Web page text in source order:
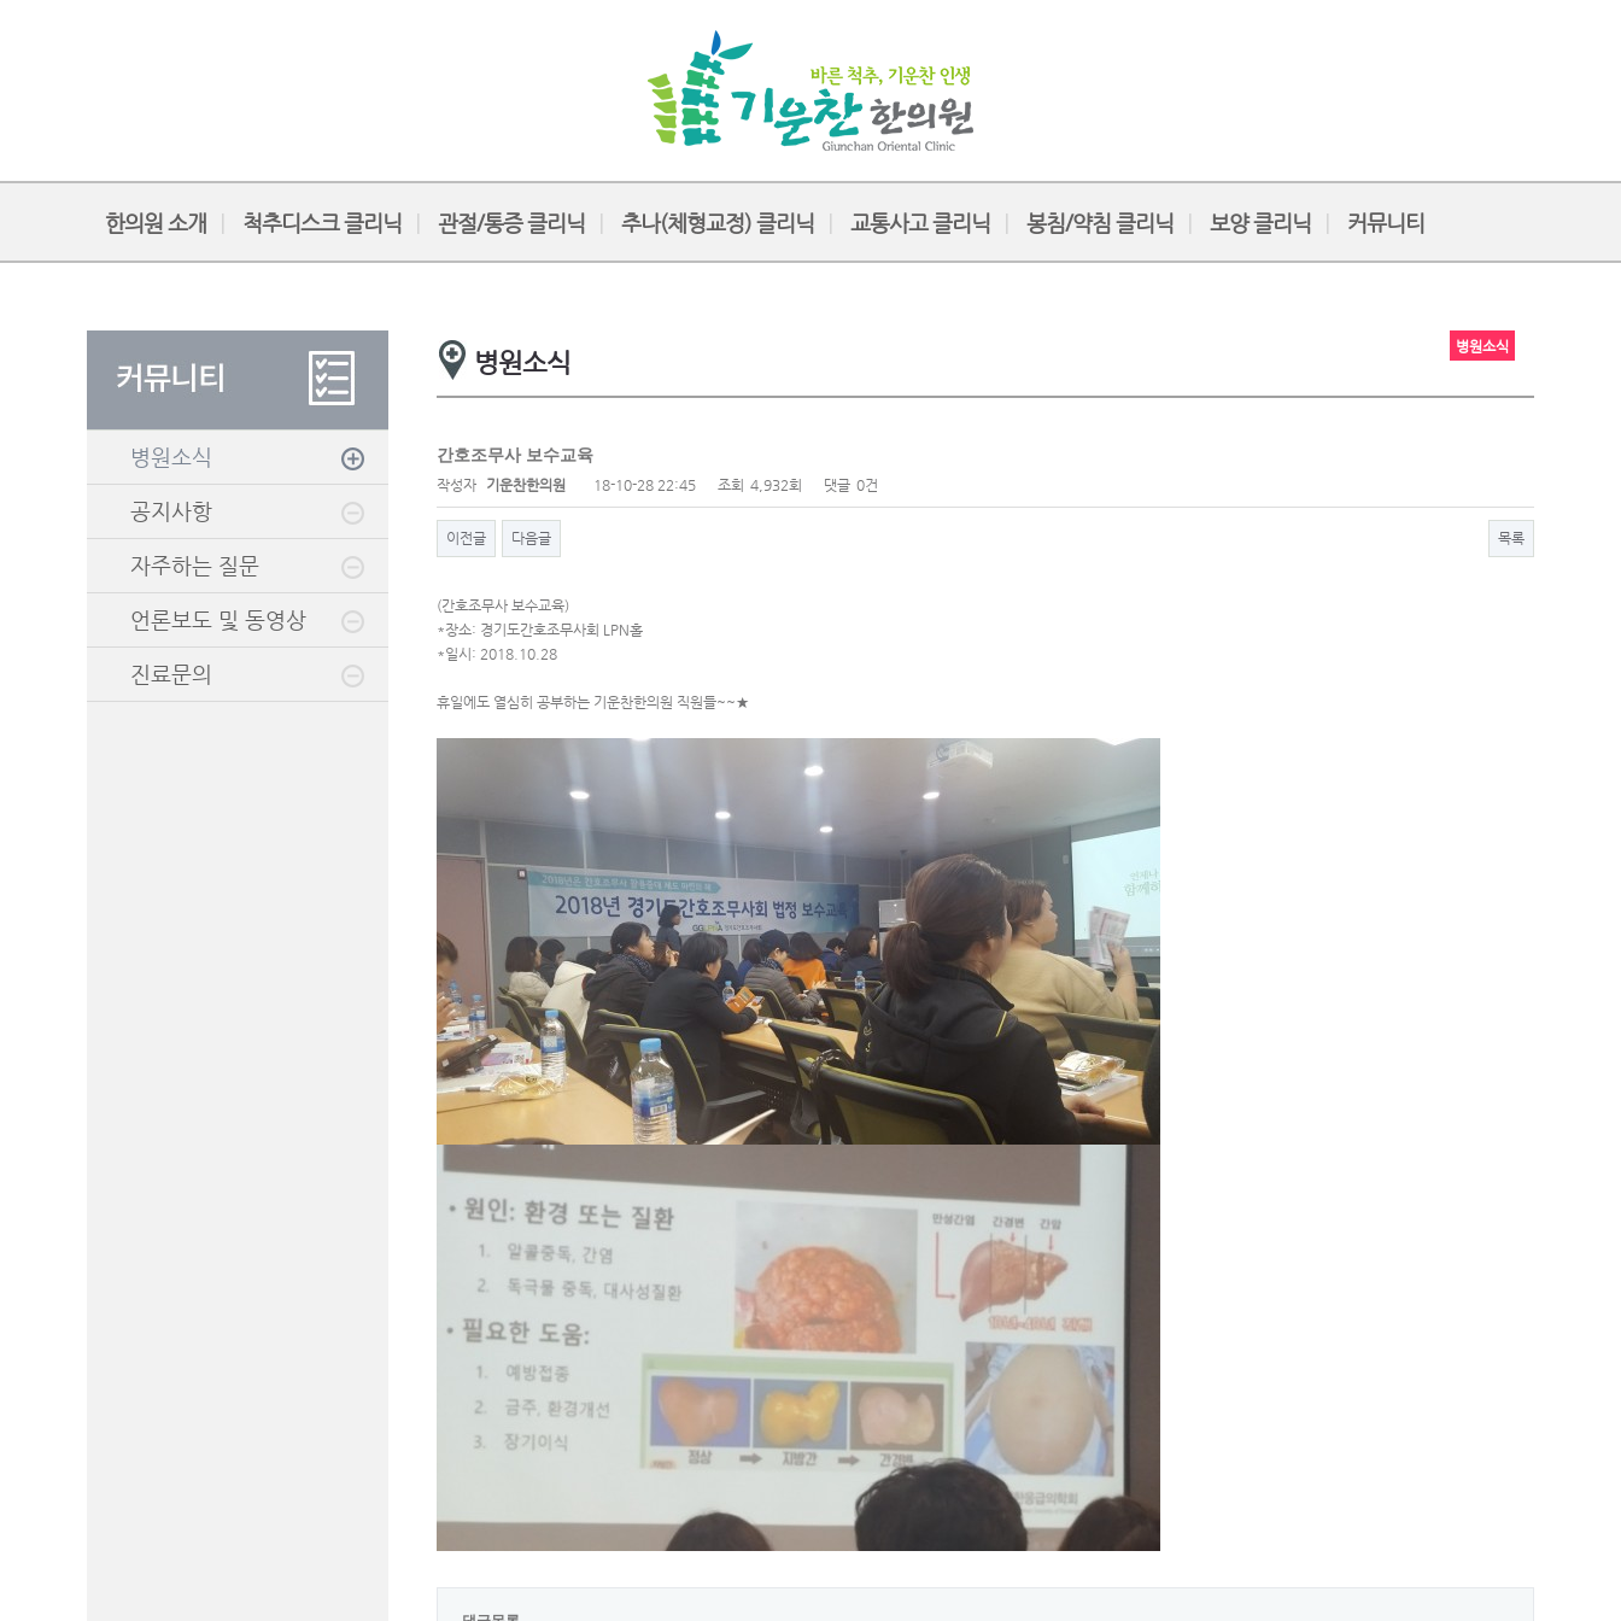
한의원 소개 척추디스크 클리닉 관절/통증 클리닉 추나(체형교정) 클리닉 교통사고 클리닉 봉침/약침 클리닉 보양 클리닉 커뮤니티
병원소식
공지사항
자주하는 질문
언론보도 및 동영상
진료문의
병원소식
병원소식
간호조무사 보수교육
작성자 기운찬한의원 18-10-28 22:45 조회 4,932회 댓글 0건
이전글 다음글 목록
(간호조무사 보수교육)
*장소: 경기도간호조무사회 LPN홀
*일시: 2018.10.28
휴일에도 열심히 공부하는 기운찬한의원 직원들~~★